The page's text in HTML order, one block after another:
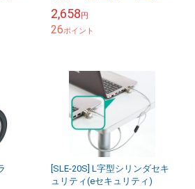
防
療機器等の転倒落下事故を防
止)
2,658円
26ポイント
[SLE-20S] L字型シリンダセキ
ュリティ(eセキュリティ)